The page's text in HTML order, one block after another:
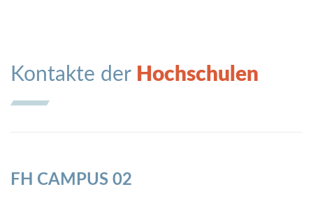
Kontakte der Hochschulen
FH CAMPUS 02